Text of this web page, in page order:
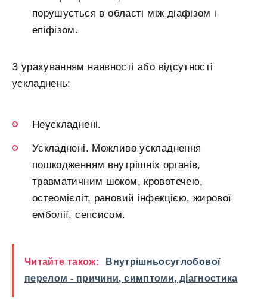
порушується в області між діафізом і
епіфізом.
З урахуванням наявності або відсутності
ускладнень:
Неускладнені.
Ускладнені. Можливо ускладнення
пошкодженням внутрішніх органів,
травматичним шоком, кровотечею,
остеомієліт, рановий інфекцією, жирової
емболії, сепсисом.
Читайте також:
Внутрішньосуглобової
перелом - причини, симптоми, діагностика